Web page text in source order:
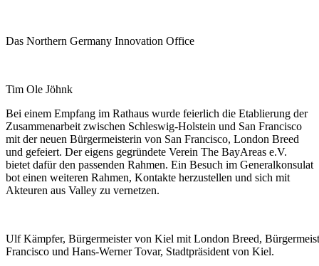
Das Northern Germany Innovation Office
Tim Ole Jöhnk
Bei einem Empfang im Rathaus wurde feierlich die Etablierung der
Zusammenarbeit zwischen Schleswig-Holstein und San Francisco
mit der neuen Bürgermeisterin von San Francisco, London Breed
und gefeiert. Der eigens gegründete Verein The BayAreas e.V.
bietet dafür den passenden Rahmen. Ein Besuch im Generalkonsulat
bot einen weiteren Rahmen, Kontakte herzustellen und sich mit
Akteuren aus Valley zu vernetzen.
Ulf Kämpfer, Bürgermeister von Kiel mit London Breed,
Francisco und Hans-Werner Tovar, Stadtpräsident von Kiel.